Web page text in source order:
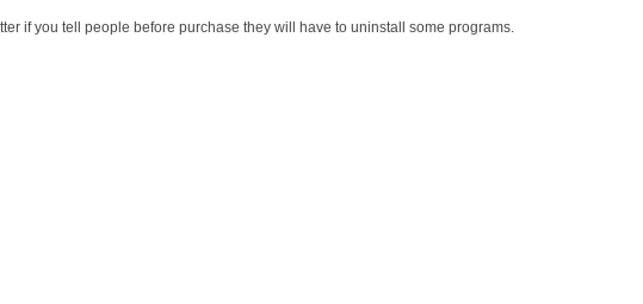
if you tell people before purchase they will have to uninstall some programs.